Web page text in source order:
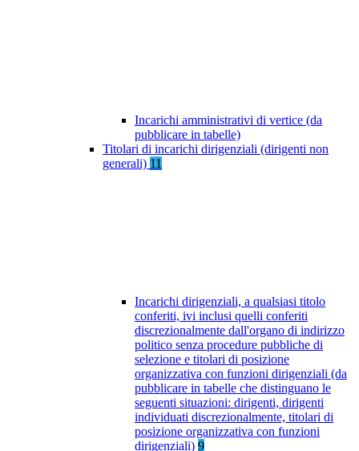
Incarichi amministrativi di vertice (da
pubblicare in tabelle)
Titolari di incarichi dirigenziali (dirigenti non
generali) 11
Incarichi dirigenziali, a qualsiasi titolo
conferiti, ivi inclusi quelli conferiti
discrezionalmente dall'organo di indirizzo
politico senza procedure pubbliche di
selezione e titolari di posizione
organizzativa con funzioni dirigenziali (da
pubblicare in tabelle che distinguano le
seguenti situazioni: dirigenti, dirigenti
individuati discrezionalmente, titolari di
posizione organizzativa con funzioni
dirigenziali) 9